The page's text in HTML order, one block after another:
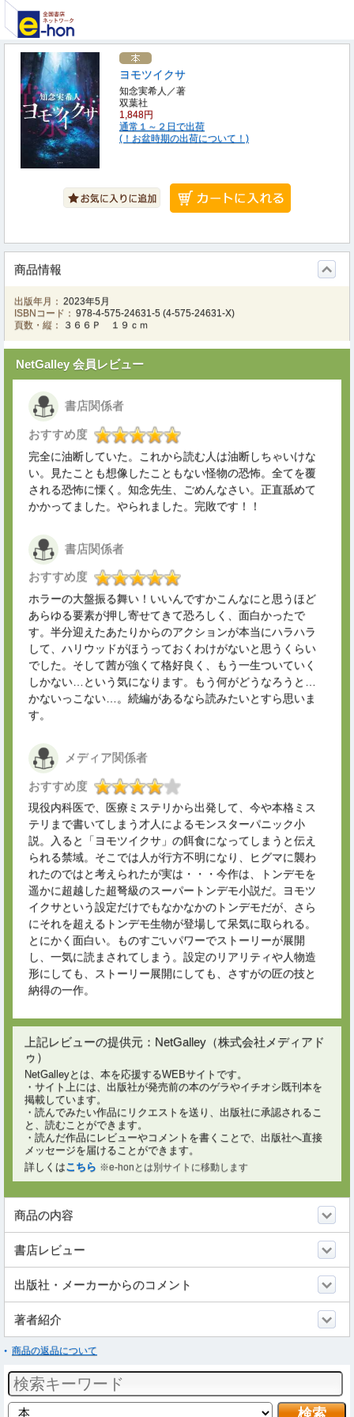
ヨモツイクサ
知念実希人／著
双葉社
1,848円
通常１～２日で出荷
(！お盆時期の出荷について！)
商品情報
出版年月： 2023年5月
ISBNコード： 978-4-575-24631-5 (4-575-24631-X)
頁数・縦：
３６６Ｐ １９ｃｍ
NetGalley 会員レビュー
書店関係者
おすすめ度
完全に油断していた。これから読む人は油断しちゃいけな
い。見たことも想像したこともない怪物の恐怖。全てを覆
される恐怖に慄く。知念先生、ごめんなさい。正直舐めて
かかってました。やられました。完敗です！！
書店関係者
おすすめ度
ホラーの大盤振る舞い！いいんですかこんなにと思うほど
あらゆる要素が押し寄せてきて恐ろしく、面白かったで
す。半分迎えたあたりからのアクションが本当にハラハラ
して、ハリウッドがほうっておくわけがないと思うくらい
でした。そして茜が強くて格好良く、もう一生ついていく
しかない…という気になります。もう何がどうなろうと…
かないっこない…。続編があるなら読みたいとすら思いま
す。
メディア関係者
おすすめ度
現役内科医で、医療ミステリから出発して、今や本格ミス
テリまで書いてしまう才人によるモンスターパニック小
説。入ると「ヨモツイクサ」の餌食になってしまうと伝え
られる禁域。そこでは人が行方不明になり、ヒグマに襲わ
れたのではと考えられたが実は・・・今作は、トンデモを
遥かに超越した超弩級のスーパートンデモ小説だ。ヨモツ
イクサという設定だけでもなかなかのトンデモだが、さら
にそれを超えるトンデモ生物が登場して呆気に取られる。
とにかく面白い。ものすごいパワーでストーリーが展開
し、一気に読まされてしまう。設定のリアリティや人物造
形にしても、ストーリー展開にしても、さすがの匠の技と
納得の一作。
上記レビューの提供元：NetGalley（株式会社メディアド
ゥ）
NetGalleyとは、本を応援するWEBサイトです。
・サイト上には、出版社が発売前の本のゲラやイチオシ既刊本を
掲載しています。
・読んでみたい作品にリクエストを送り、出版社に承認されるこ
と、読むことができます。
・読んだ作品にレビューやコメントを書くことで、出版社へ直接
メッセージを届けることができます。
詳しくはこちら ※e-honとは別サイトに移動します
商品の内容
書店レビュー
出版社・メーカーからのコメント
著者紹介
商品の返品について